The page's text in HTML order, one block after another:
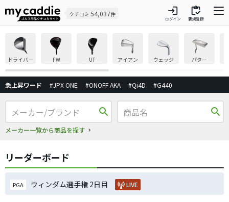
クチコミ 54,037件 login
ログイン
inventory
新規登録
ドライバー FW UT アイアン ウェッジ パター
急上昇ワード #JPX ONE #ONOFF AKA #Qi4D #G440
search
メーカー一覧から商品を探す
search
リーダーボード
PGA ウィンダム選手権 2日目 LIVE